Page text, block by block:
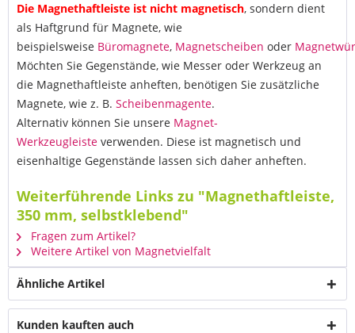
Die Magnethaftleiste ist nicht magnetisch, sondern dient
als Haftgrund für Magnete, wie
beispielsweise Büromagnete, Magnetscheiben oder
Möchten Sie Gegenstände, wie Messer oder Werkzeug an
die Magnethaftleiste anheften, benötigen Sie zusätzliche
Magnete, wie z. B. Scheibenmagente.
Alternativ können Sie unsere Magnet-
Werkzeugleiste verwenden. Diese ist magnetisch und
eisenhaltige Gegenstände lassen sich daher anheften.
Weiterführende Links zu "Magnethaftleiste,
350 mm, selbstklebend"
Fragen zum Artikel?
Weitere Artikel von Magnetvielfalt
Ähnliche Artikel
Kunden kauften auch